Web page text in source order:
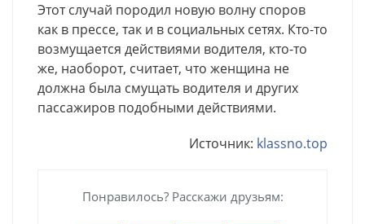
Этот случай породил новую волну споров
как в прессе, так и в социальных сетях. Кто-то
возмущается действиями водителя, кто-то
же, наоборот, считает, что женщина не
должна была смущать водителя и других
пассажиров подобными действиями.
Источник: klassno.top
Понравилось? Расскажи друзьям: